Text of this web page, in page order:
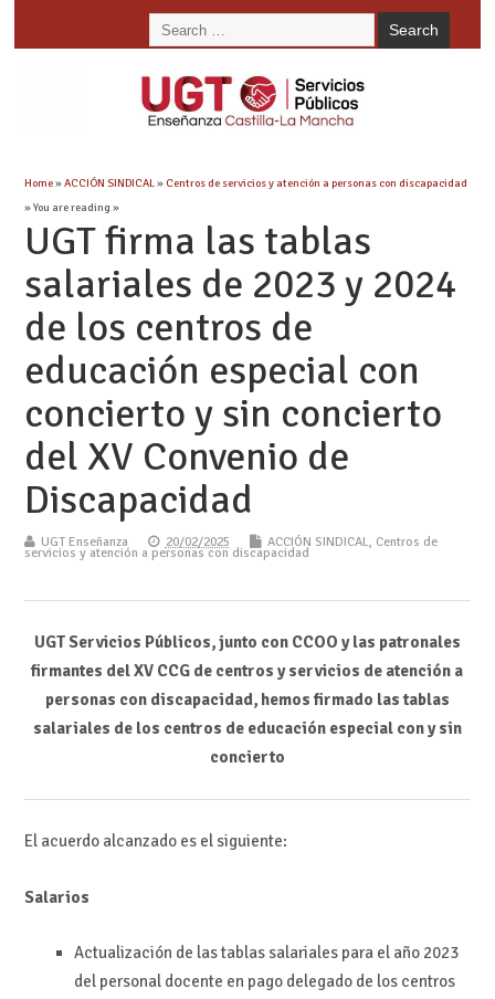
Home»ACCIÓN SINDICAL» Centros de servicios y atención a personas con discapacidad
» You are reading »
UGT firma las tablas
salariales de 2023 y 2024
de los centros de
educación especial con
concierto y sin concierto
del XV Convenio de
Discapacidad
UGT Enseñanza 20/02/2025 ACCIÓN SINDICAL, Centros de
servicios y atención a personas con discapacidad
UGT Servicios Públicos, junto con CCOO y las patronales
firmantes del XV CCG de centros y servicios de atención a
personas con discapacidad, hemos firmado las tablas
salariales de los centros de educación especial con y sin
concierto
El acuerdo alcanzado es el siguiente:
Salarios
Actualización de las tablas salariales para el año 2023
del personal docente en pago delegado de los centros